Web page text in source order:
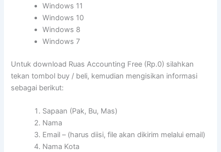
Windows 11
Windows 10
Windows 8
Windows 7
Untuk download Ruas Accounting Free (Rp.0) silahkan
tekan tombol buy / beli, kemudian mengisikan informasi
sebagai berikut:
Sapaan (Pak, Bu, Mas)
Nama
Email – (harus diisi, file akan dikirim melalui email)
Nama Kota